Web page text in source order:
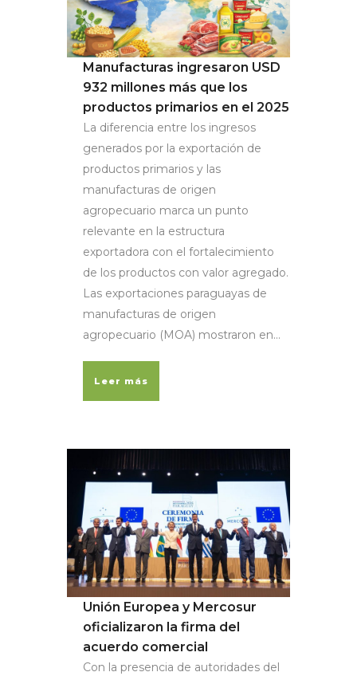
Manufacturas ingresaron USD
932 millones más que los
productos primarios en el 2025
La diferencia entre los ingresos
generados por la exportación de
productos primarios y las
manufacturas de origen
agropecuario marca un punto
relevante en la estructura
exportadora con el fortalecimiento
de los productos con valor agregado.
Las exportaciones paraguayas de
manufacturas de origen
agropecuario (MOA) mostraron en...
Leer más
Unión Europea y Mercosur
oficializaron la firma del
acuerdo comercial
Con la presencia de autoridades del